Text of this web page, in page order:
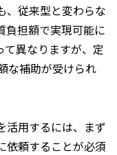
、従来型と変わらな
負担額で実現可能に
て異なりますが、定
な補助が受けられ
活用するには、まず
依頼することが必須